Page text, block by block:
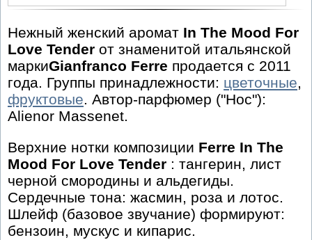
Нежный женский аромат In The Mood For
Love Tender от знаменитой итальянской
маркиGianfranco Ferre продается с 2011
года. Группы принадлежности: цветочные,
фруктовые. Автор-парфюмер ("Нос"):
Alienor Massenet.
Верхние нотки композиции Ferre In The
Mood For Love Tender : тангерин, лист
черной смородины и альдегиды.
Сердечные тона: жасмин, роза и лотос.
Шлейф (базовое звучание) формируют:
бензоин, мускус и кипарис.